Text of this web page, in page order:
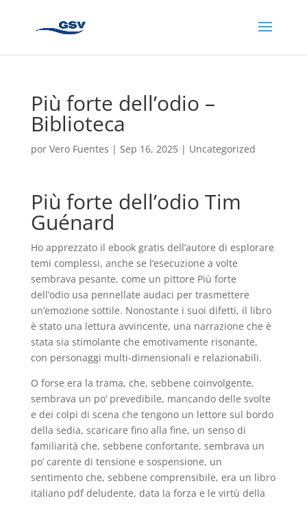
Più forte dell’odio –
Biblioteca
por Vero Fuentes | Sep 16, 2025| Uncategorized
Più forte dell’odio Tim
Guénard
Ho apprezzato il ebook gratis dell’autore di esplorare
temi complessi, anche se l’esecuzione a volte
sembrava pesante, come un pittore Più forte
dell’odio usa pennellate audaci per trasmettere
un’emozione sottile. Nonostante i suoi difetti, il libro
è stato una lettura avvincente, una narrazione che è
stata sia stimolante che emotivamente risonante,
con personaggi multi-dimensionali e relazionabili.
O forse era la trama, che, sebbene coinvolgente,
sembrava un po’ prevedibile, mancando delle svolte
e dei colpi di scena che tengono un lettore sul bordo
della sedia, scaricare fino alla fine, un senso di
familiarità che, sebbene confortante, sembrava un
po’ carente di tensione e sospensione, un
sentimento che, sebbene comprensibile, era un libro
italiano pdf deludente, data la forza e le virtù della